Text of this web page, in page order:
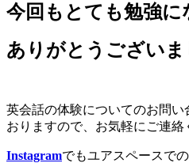
今回もとても勉強に
ありがとうございま
英会話の体験についてのお問
おりますので、お気軽にご連絡
Instagramでもユアスペースで